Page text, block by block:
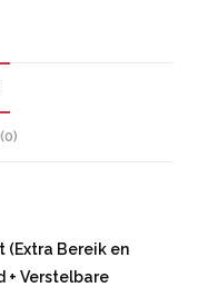
(Extra Bereik en
+ Verstelbare